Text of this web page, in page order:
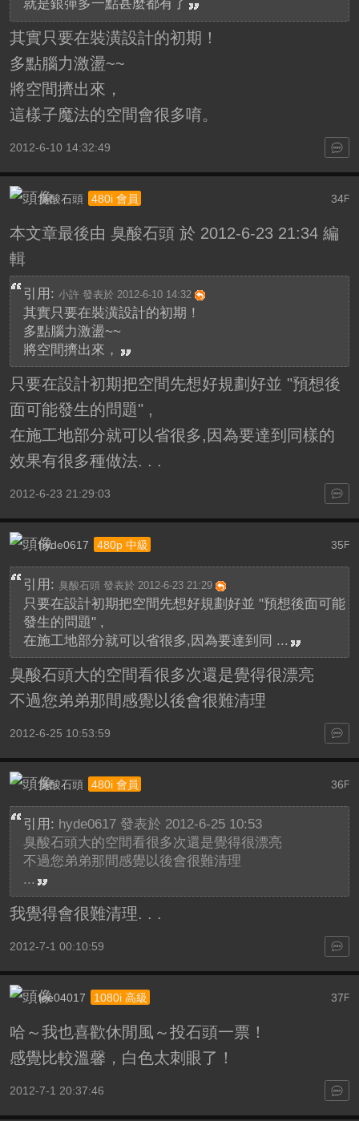
就是銀彈多一點甚麼都有了
其實只要在裝潢設計的初期！
多點腦力激盪~~
將空間擠出來，
這樣子魔法的空間會很多唷。
2012-6-10 14:32:49
34F
臭酸石頭 480i 會員
本文章最後由 臭酸石頭 於 2012-6-23 21:34 編
輯
引用: 小許 發表於 2012-6-10 14:32
其實只要在裝潢設計的初期！
多點腦力激盪~~
將空間擠出來，
只要在設計初期把空間先想好規劃好並 "預想後
面可能發生的問題" ,
在施工地部分就可以省很多,因為要達到同樣的
效果有很多種做法. . .
2012-6-23 21:29:03
35F
hyde0617 480p 中級
引用: 臭酸石頭 發表於 2012-6-23 21:29
只要在設計初期把空間先想好規劃好並 "預想後面可能
發生的問題" ,
在施工地部分就可以省很多,因為要達到同 ...
臭酸石頭大的空間看很多次還是覺得很漂亮
不過您弟弟那間感覺以後會很難清理
2012-6-25 10:53:59
36F
臭酸石頭 480i 會員
引用: hyde0617 發表於 2012-6-25 10:53
臭酸石頭大的空間看很多次還是覺得很漂亮
不過您弟弟那間感覺以後會很難清理
...
我覺得會很難清理. . .
2012-7-1 00:10:59
37F
lee04017 1080i 高級
哈～我也喜歡休閒風～投石頭一票！
感覺比較溫馨，白色太刺眼了！
2012-7-1 20:37:46